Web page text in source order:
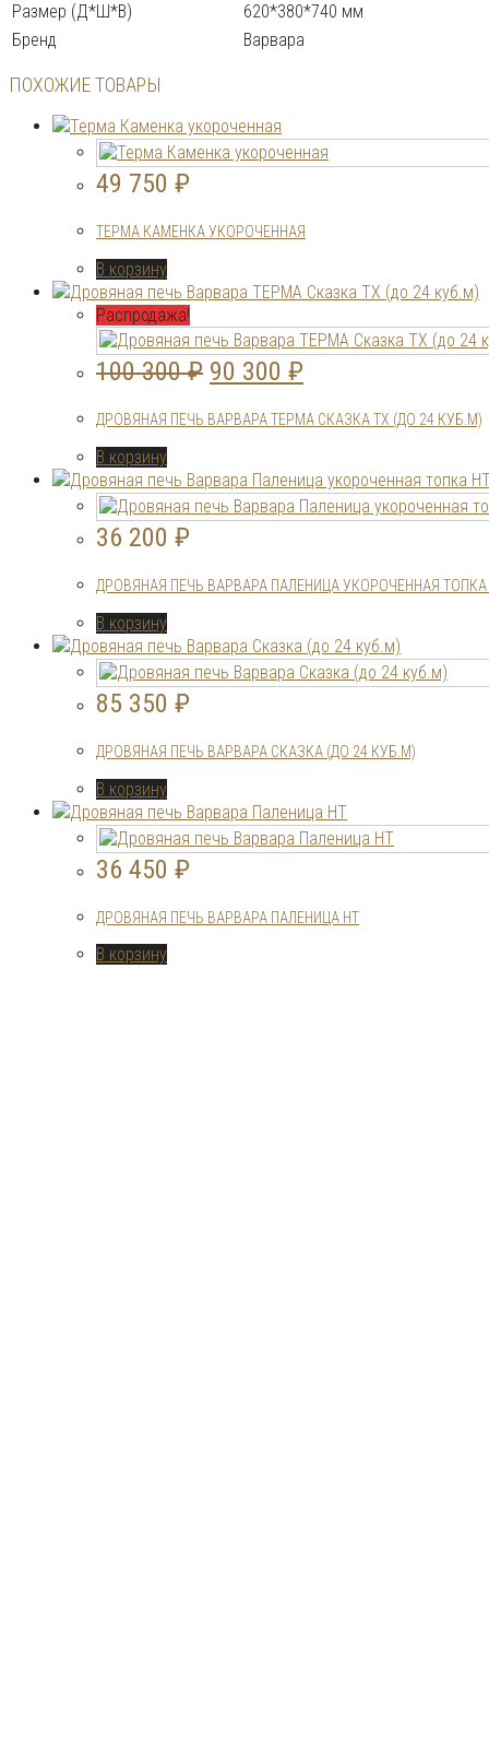
Размер (Д*Ш*В)
620*380*740 мм
Бренд
Варвара
ПОХОЖИЕ ТОВАРЫ
49 750 ₽
ТЕРМА КАМЕНКА УКОРОЧЕННАЯ
В корзину
Распродажа!
100 300₽ Первоначальная
100
300 ₽.
90 300 ₽
300 ₽.
ДРОВЯНАЯ ПЕЧЬ ВАРВАРА ТЕРМА СКАЗКА ТХ (ДО 24 КУБ.М)
В корзину
36 200 ₽
ДРОВЯНАЯ ПЕЧЬ ВАРВАРА ПАЛЕНИЦА УКОРОЧЕННАЯ ТОПКА
В корзину
85 350 ₽
ДРОВЯНАЯ ПЕЧЬ ВАРВАРА СКАЗКА (ДО 24 КУБ.М)
В корзину
36 450 ₽
ДРОВЯНАЯ ПЕЧЬ ВАРВАРА ПАЛЕНИЦА НТ
В корзину